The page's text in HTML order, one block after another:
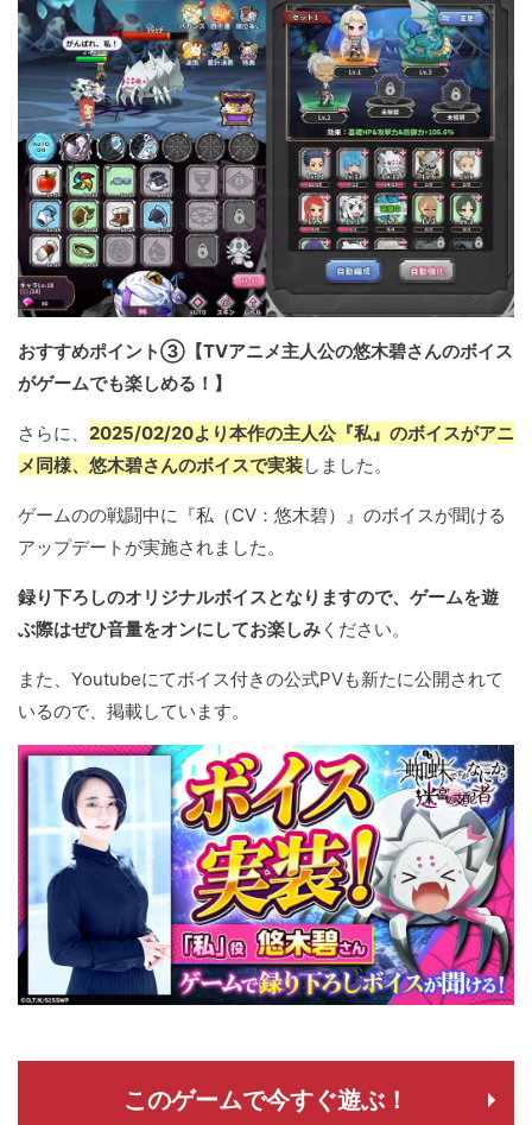
おすすめポイント③【TVアニメ主人公の悠木碧さんのボイス
がゲームでも楽しめる！】
さらに、 2025/02/20より本作の主人公『私』のボイスがアニ
メ同様、悠木碧さんのボイスで実装しました。
ゲームのの戦闘中に『私（CV：悠木碧）』のボイスが聞ける
アップデートが実施されました。
録り下ろしのオリジナルボイスとなりますので、ゲームを遊
ぶ際はぜひ音量をオンにしてお楽しみ ください。
また、Youtubeにてボイス付きの公式PVも新たに公開されて
いるので、掲載しています。
このゲームで今すぐ遊ぶ！